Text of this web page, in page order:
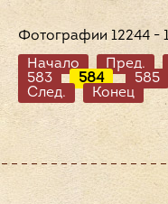
Фотографии 12244 -
Начало
Пред.
583
584 585
След.
Конец